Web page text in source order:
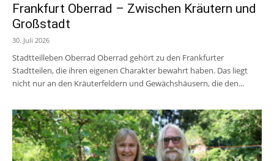
Frankfurt Oberrad – Zwischen Kräutern und
Großstadt
30. Juli 2026
Stadtteilleben Oberrad Oberrad gehört zu den Frankfurter
Stadtteilen, die ihren eigenen Charakter bewahrt haben. Das liegt
nicht nur an den Kräuterfeldern und Gewächshäusern, die den...